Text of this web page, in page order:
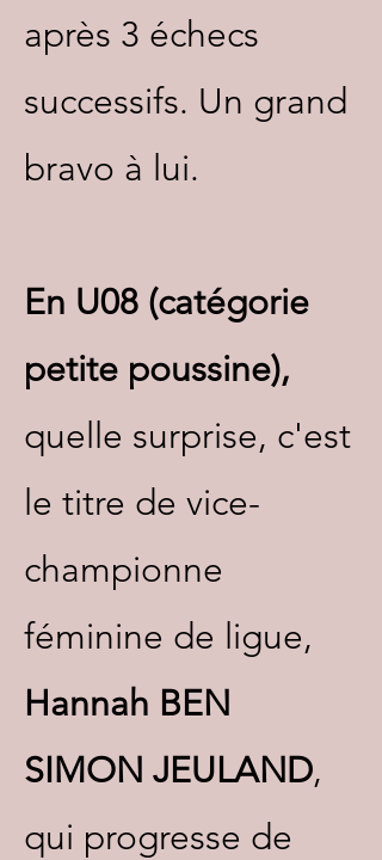
après 3 échecs
successifs. Un grand
bravo à lui.
En U08 (catégorie
petite poussine),
quelle surprise, c'est
le titre de vice-
championne
féminine de ligue,
Hannah BEN
SIMON JEULAND,
qui progresse de